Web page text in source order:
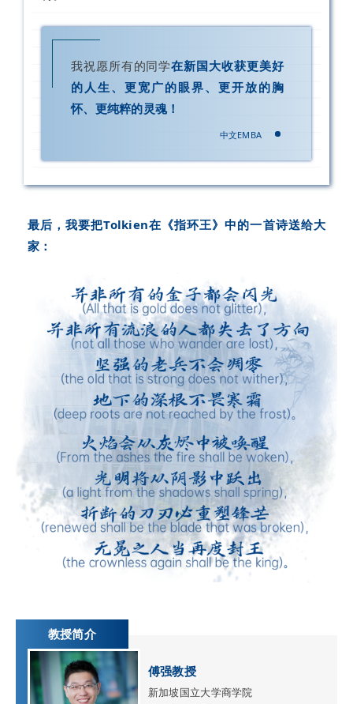
我祝愿所有的同学在新国大收获更美好
的人生、更宽广的眼界、更开放的胸
怀、更纯粹的灵魂！
中文EMBA
最后，我要把Tolkien在《指环王》中的一首诗送给大
家：
教授简介
傅强教授
新加坡国立大学商学院